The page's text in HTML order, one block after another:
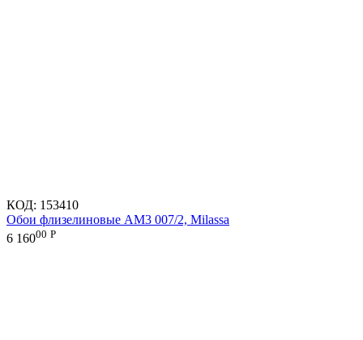
КОД: 153410
Обои флизелиновые AM3 007/2, Milassa
6 16000 Р